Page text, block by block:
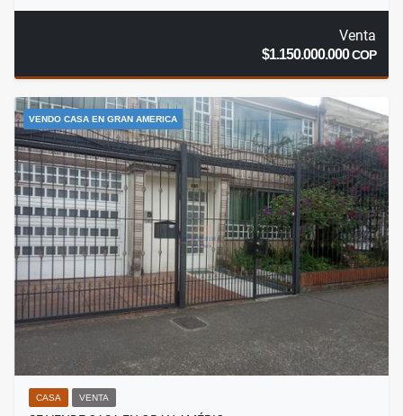
Venta
$1.150.000.000COP
VENDO CASA EN GRAN AMERICA
CASA VENTA